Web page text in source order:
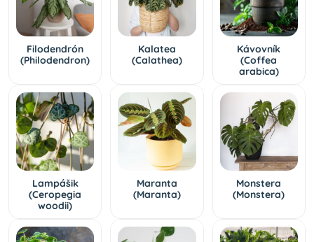
Filodendrón
(Philodendron)
Kalatea
(Calathea)
Kávovník
(Coffea
arabica)
Lampášik
(Ceropegia
woodii)
Maranta
(Maranta)
Monstera
(Monstera)